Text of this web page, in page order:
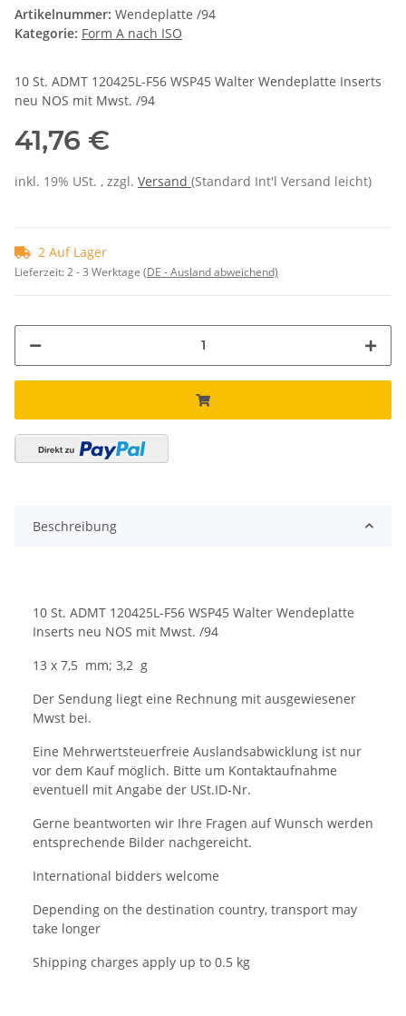
Artikelnummer: Wendeplatte /94
Kategorie: Form A nach ISO
10 St. ADMT 120425L-F56 WSP45 Walter Wendeplatte Inserts
neu NOS mit Mwst. /94
41,76 €
inkl. 19% USt. , zzgl. Versand (Standard Int'l Versand leicht)
2 Auf Lager
Lieferzeit:2 - 3 Werktage (DE - Ausland abweichend)
Beschreibung
10 St. ADMT 120425L-F56 WSP45 Walter Wendeplatte
Inserts neu NOS mit Mwst. /94
13 x 7,5 mm; 3,2 g
Der Sendung liegt eine Rechnung mit ausgewiesener
Mwst bei.
Eine Mehrwertsteuerfreie Auslandsabwicklung ist nur
vor dem Kauf möglich. Bitte um Kontaktaufnahme
eventuell mit Angabe der USt.ID-Nr.
Gerne beantworten wir Ihre Fragen auf Wunsch werden
entsprechende Bilder nachgereicht.
International bidders welcome
Depending on the destination country, transport may
take longer
Shipping charges apply up to 0.5 kg